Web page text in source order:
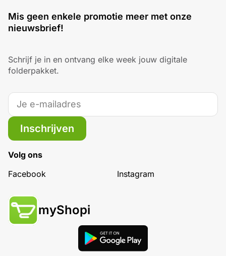
Mis geen enkele promotie meer met onze
nieuwsbrief!
Schrijf je in en ontvang elke week jouw digitale
folderpakket.
Inschrijven
Volg ons
Facebook
Instagram
myShopi